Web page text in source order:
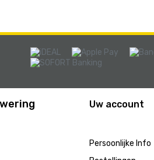
Uw account
Persoonlijke Info